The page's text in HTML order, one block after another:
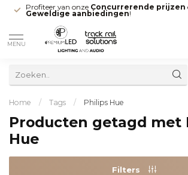
Profiteer van onze Concurrerende prijzen
Geweldige aanbiedingen!
MENU
Home / Tags / Philips Hue
Producten getagd met
Hue
Filters